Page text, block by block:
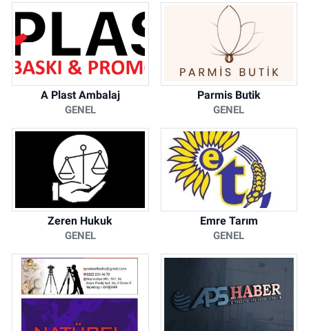
A Plast Ambalaj
GENEL
Parmis Butik
GENEL
Zeren Hukuk
GENEL
Emre Tarım
GENEL